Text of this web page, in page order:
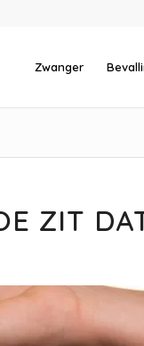
Zwanger
ZIT